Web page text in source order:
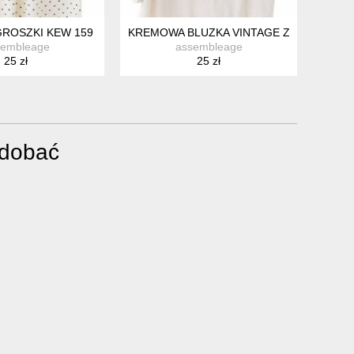
KEW 159 KREMOWA 40
25 zł
KREMOWA BLUZKA VINTAGE Z
assembleage
25 zł